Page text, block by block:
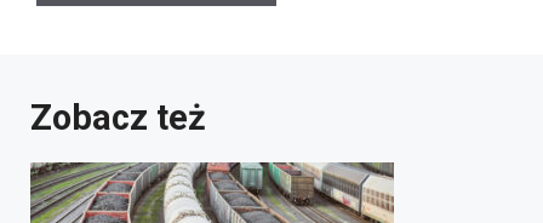
Zobacz też